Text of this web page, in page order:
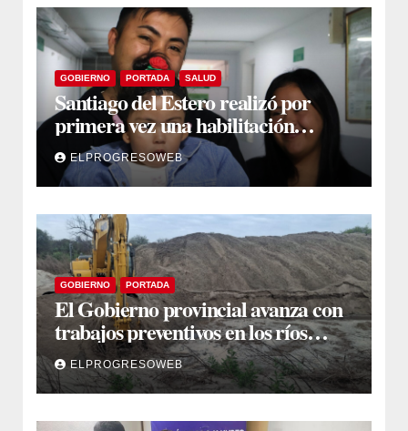
GOBIERNO PORTADA SALUD
Santiago del Estero realizó por
primera vez una habilitación
auditiva con vincha de conducción
óseaELPROGRESOWEB
GOBIERNO PORTADA
El Gobierno provincial avanza con
trabajos preventivos en los ríos
Dulce y Salado y en los Bajos
Submeridionales
ELPROGRESOWEB